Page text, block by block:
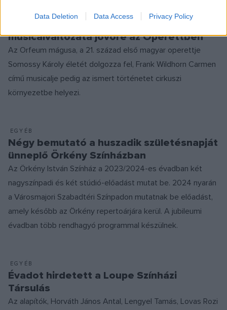
Data Deletion Data Access Privacy Policy
Új magyar operett és a Carmen
musicalváltozata jövőre az Operettben
Az Orfeum mágusa, a 21. század első magyar operettje
Somossy Károly életét dolgozza fel, Frank Wildhorn Carmen
című musicalje pedig az ismert történetet cirkuszi
környezetbe helyezi.
EGYÉB
Négy bemutató a huszadik születésnapját
ünneplő Örkény Színházban
Az Örkény István Színház a 2023/2024-es évadban két
nagyszínpadi és két stúdió-előadást mutat be. 2024 nyarán
a Városmajori Szabadtéri Színpadon mutatnak be előadást,
amely később az Örkény repertoárjára kerül. A jubileumi
évadban több rendhagyó programmal készülnek.
EGYÉB
Évadot hirdetett a Loupe Színházi
Társulás
Az alapítók, Horváth János Antal, Lengyel Tamás, Lovas Rozi